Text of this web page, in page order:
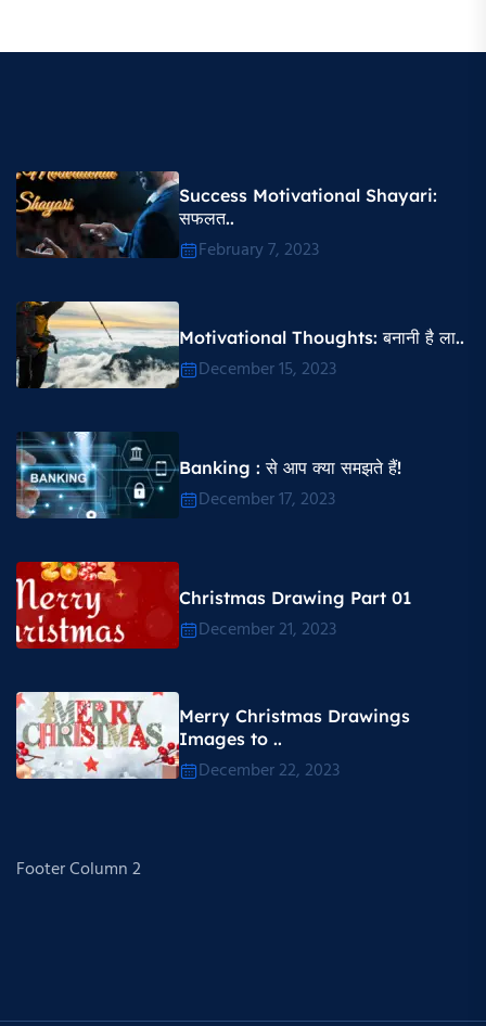
Success Motivational Shayari​:
सफलत..
February 7, 2023
Motivational Thoughts​: बनानी है ला..
December 15, 2023
Banking : से आप क्या समझते हैं!
December 17, 2023
Christmas Drawing Part 01
December 21, 2023
Merry Christmas Drawings
Images to ..
December 22, 2023
Footer Column 2